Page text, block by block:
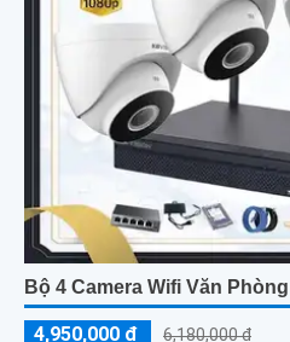
Bộ 4 Camera Wifi Văn
4,950,000 ₫ 6,180,000 ₫